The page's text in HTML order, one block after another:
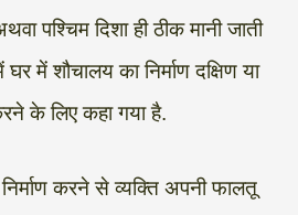
पश्चिम दिशा ही ठीक मानी जाती
में शौचालय का निर्माण दक्षिण या
के लिए कहा गया है.
करने से व्यक्ति अपनी फालतू